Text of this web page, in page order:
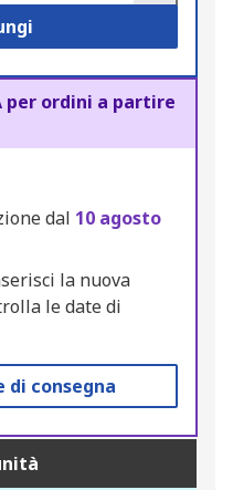
per ordini a partire
dal 10 agosto
la nuova
le date di
di consegna